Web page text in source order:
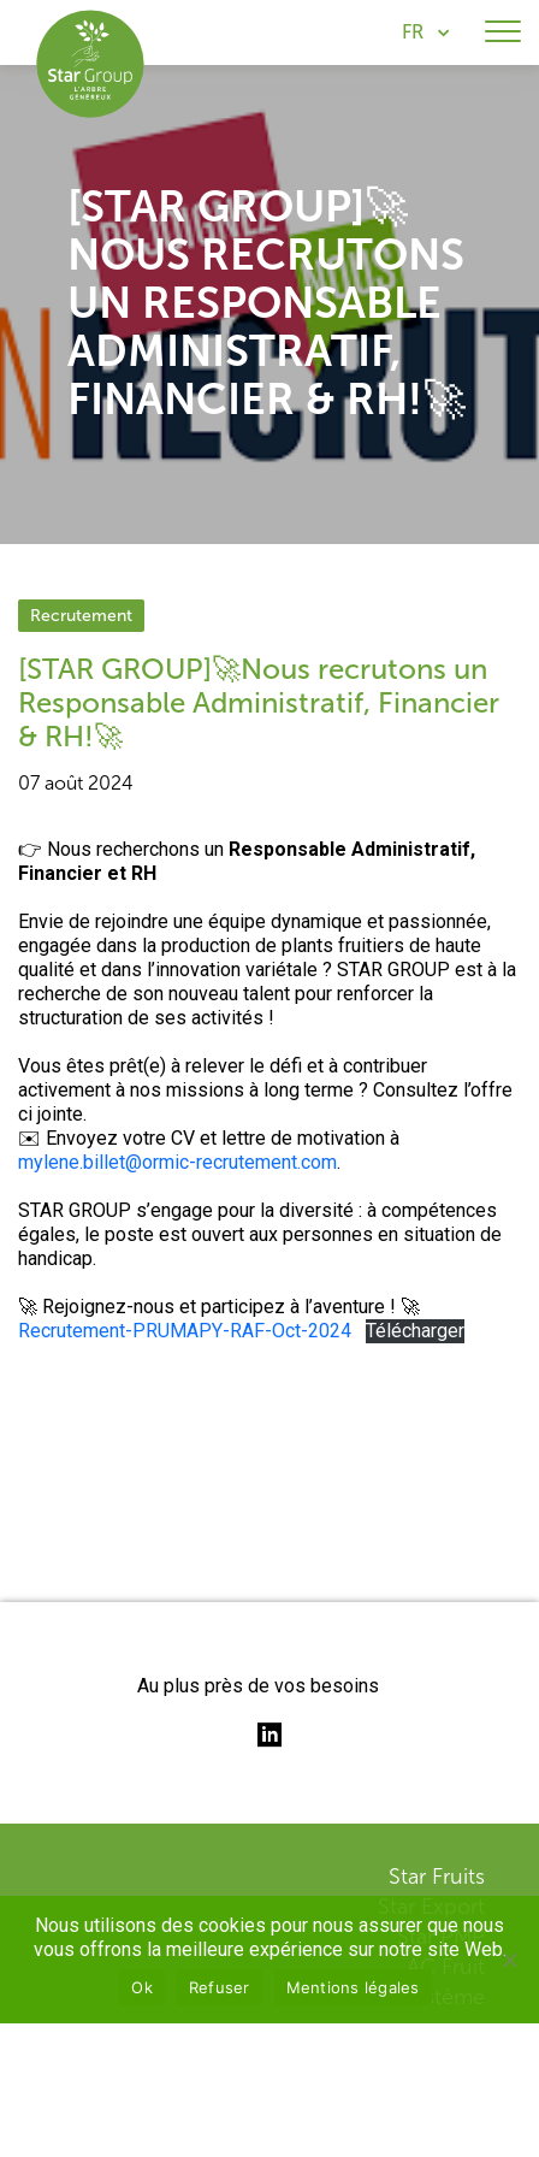
FR
[STAR GROUP]🚀
NOUS RECRUTONS
UN RESPONSABLE
ADMINISTRATIF,
FINANCIER & RH!🚀
Recrutement
[STAR GROUP]🚀Nous recrutons un
Responsable Administratif, Financier
& RH!🚀
07 août 2024
👉 Nous recherchons un Responsable Administratif,
Financier et RH
Envie de rejoindre une équipe dynamique et passionnée,
engagée dans la production de plants fruitiers de haute
qualité et dans l’innovation variétale ? STAR GROUP est à la
recherche de son nouveau talent pour renforcer la
structuration de ses activités !
Vous êtes prêt(e) à relever le défi et à contribuer
activement à nos missions à long terme ? Consultez l’offre
ci jointe.
✉️ Envoyez votre CV et lettre de motivation à
mylene.billet@ormic-recrutement.com.
STAR GROUP s’engage pour la diversité : à compétences
égales, le poste est ouvert aux personnes en situation de
handicap.
🚀 Rejoignez-nous et participez à l’aventure ! 🚀
Recrutement-PRUMAPY-RAF-Oct-2024
Télécharger
Au plus près de vos besoins
Star Fruits
Star PMP
AC Fruit
Eurostème
Nous utilisons des cookies pour nous assurer que nous
vous offrons la meilleure expérience sur notre site Web.
Ok Refuser Mentions légales